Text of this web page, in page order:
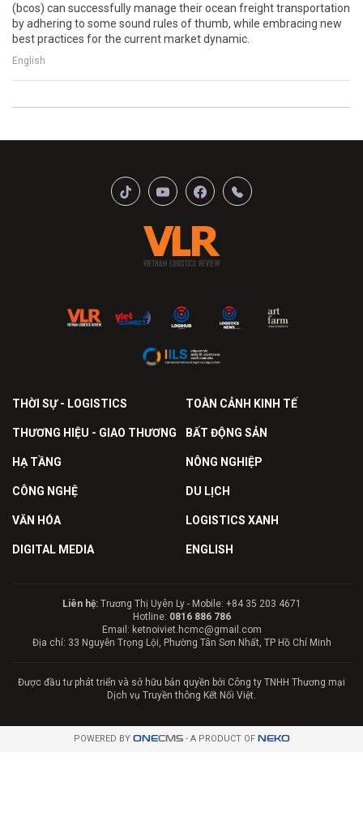
(bcos) can successfully manage their ocean freight transportation
by adhering to some sound rules of thumb, while embracing new
best practices for the current market dynamic.
English
THỜI SỰ - LOGISTICS TOÀN CẢNH KINH TẾ
THƯƠNG HIỆU - GIAO THƯƠNG BẤT ĐỘNG SẢN
HẠ TẦNG NÔNG NGHIỆP
CÔNG NGHỆ DU LỊCH
VĂN HÓA LOGISTICS XANH
DIGITAL MEDIA ENGLISH
Liên hệ:Trương Thị Uyên Ly - Mobile: +84 35 203 4671
Hotline: 0816 886 786
Email: ketnoiviet.hcmc@gmail.com
Địa chỉ: 33 Nguyễn Trọng Lội, Phường Tân Sơn Nhất, TP Hồ Chí Minh
Được đầu tư phát triển và sở hữu bản quyền bởi Công ty TNHH Thương mại
Dịch vụ Truyền thông Kết Nối Việt.
POWERED BY ONECMS- A PRODUCT OF NEKO